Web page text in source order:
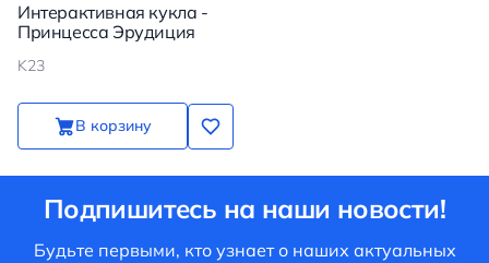
Интерактивная кукла -
Принцесса Эрудиция
K23
В корзину
Подпишитесь на наши новости!
Будьте первыми, кто узнает о наших актуальных